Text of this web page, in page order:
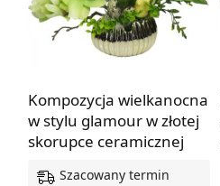
Kompozycja wielkanocna
w stylu glamour w złotej
skorupce ceramicznej
Szacowany termin